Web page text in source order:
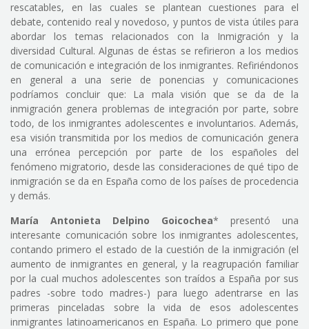
rescatables, en las cuales se plantean cuestiones para el
debate, contenido real y novedoso, y puntos de vista útiles para
abordar los temas relacionados con la Inmigración y la
diversidad Cultural. Algunas de éstas se refirieron a los medios
de comunicación e integración de los inmigrantes. Refiriéndonos
en general a una serie de ponencias y comunicaciones
podríamos concluir que: La mala visión que se da de la
inmigración genera problemas de integración por parte, sobre
todo, de los inmigrantes adolescentes e involuntarios. Además,
esa visión transmitida por los medios de comunicación genera
una errónea percepción por parte de los españoles del
fenómeno migratorio, desde las consideraciones de qué tipo de
inmigración se da en España como de los países de procedencia
y demás.
María Antonieta Delpino Goicochea* presentó una
interesante comunicación sobre los inmigrantes adolescentes,
contando primero el estado de la cuestión de la inmigración (el
aumento de inmigrantes en general, y la reagrupación familiar
por la cual muchos adolescentes son traídos a España por sus
padres -sobre todo madres-) para luego adentrarse en las
primeras pinceladas sobre la vida de esos adolescentes
inmigrantes latinoamericanos en España. Lo primero que pone